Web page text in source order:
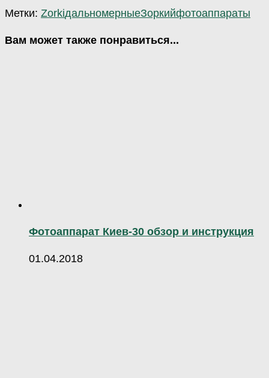
Метки: ZorkiдальномерныеЗоркийфотоаппараты
Вам может также понравиться...
Фотоаппарат Киев-30 обзор и инструкция
01.04.2018